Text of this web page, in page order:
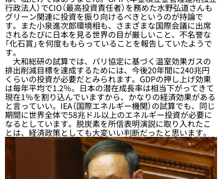
行政法人）でCIO（最高投資責任者）を務めた水野弘道さんも
グリーン関連に投資を振り向けるべきというのが持論で
す。また小泉進次郎環境相も、さまざまな国際会議に出席
されるたびに日本を見る世界の目が厳しいこと、不名誉な
「化石賞」を何度ももらっていることを報告していたようで
す。
大和総研の試算では、パリ協定に基づく温室効果ガスの
排出削減目標を達成するためには、今後20年間に240兆円
くらいの投資が必要だとみられます。GDPの押し上げ効果
は毎年平均で1.2％。日本の潜在成長率は相当下がってきて
現在1％を割り込んでいますから、かなりの経済効果がある
と言っていい。IEA（国際エネルギー機関）の試算でも、同じ
期間に世界全体で58兆ドル以上のエネルギー投資が必要に
なるとしています。脱炭素を所信表明演説に取り入れたこ
とは、経済政策としても大変いい判断だったと思います。